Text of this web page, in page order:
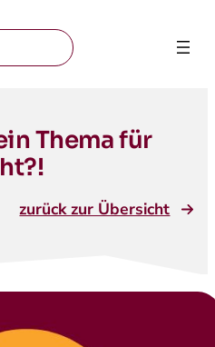
Thema für
zurück zur Übersicht